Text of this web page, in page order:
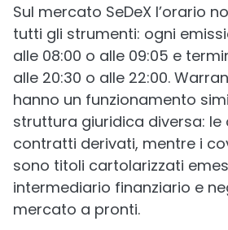
Sul mercato SeDeX l’orario
tutti gli strumenti: ogni
alle 08:00 o alle 09:05 e
alle 20:30 o alle 22:00.
hanno un funzionamento
struttura giuridica diversa: le
contratti derivati, mentre i
sono titoli cartolarizzati
intermediario finanziario e
mercato a pronti.